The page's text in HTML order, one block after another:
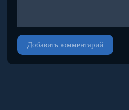
Добавить комментарий